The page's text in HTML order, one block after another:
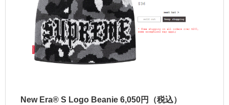
New Era® S Logo Beanie 6,050円（税込）